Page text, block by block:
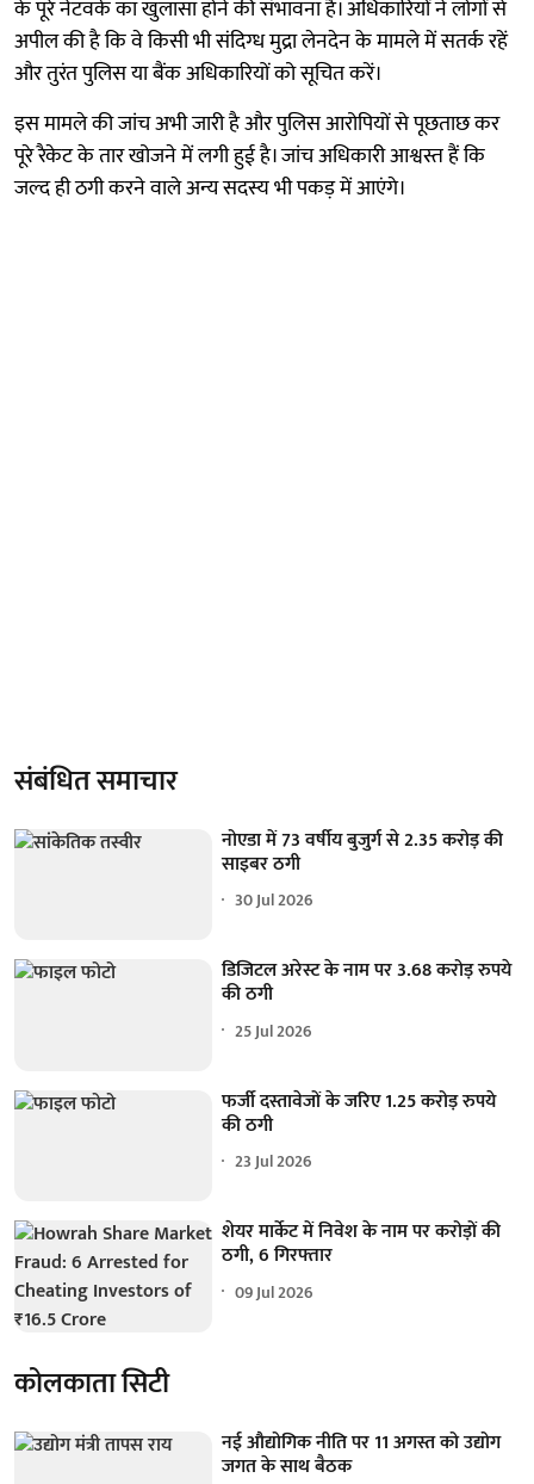
के पूरे नेटवर्क का खुलासा होने की संभावना है। अधिकारियों ने लोगों से
अपील की है कि वे किसी भी संदिग्ध मुद्रा लेनदेन के मामले में सतर्क रहें
और तुरंत पुलिस या बैंक अधिकारियों को सूचित करें।
इस मामले की जांच अभी जारी है और पुलिस आरोपियों से पूछताछ कर
पूरे रैकेट के तार खोजने में लगी हुई है। जांच अधिकारी आश्वस्त हैं कि
जल्द ही ठगी करने वाले अन्य सदस्य भी पकड़ में आएंगे।
संबंधित समाचार
नोएडा में 73 वर्षीय बुजुर्ग से 2.35 करोड़ की
साइबर ठगी
30 Jul 2026
डिजिटल अरेस्ट के नाम पर 3.68 करोड़ रुपये
की ठगी
25 Jul 2026
फर्जी दस्तावेजों के जरिए 1.25 करोड़ रुपये
की ठगी
23 Jul 2026
शेयर मार्केट में निवेश के नाम पर करोड़ों की
ठगी, 6 गिरफ्तार
09 Jul 2026
कोलकाता सिटी
नई औद्योगिक नीति पर 11 अगस्त को उद्योग
जगत के साथ बैठक